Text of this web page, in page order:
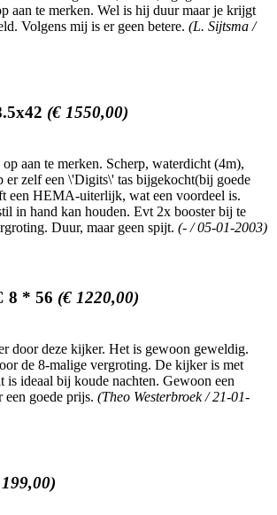
aan te merken. Wel is hij duur maar je krijgt
Volgens mij is er geen betere. (L. Sijtsma /
(€ 1550,00)
aan te merken. Scherp, waterdicht (4m),
er zelf een \'Digits\' tas bijgekocht(bij goede
een HEMA-uiterlijk, wat een voordeel is.
in hand kan houden. Evt 2x booster bij te
Duur, maar geen spijt. (- / 05-01-2003)
8 * 56 (€ 1220,00)
door deze kijker. Het is gewoon geweldig.
de 8-malige vergroting. De kijker is met
is ideaal bij koude nachten. Gewoon een
goede prijs. (Theo Westerbroek / 21-01-